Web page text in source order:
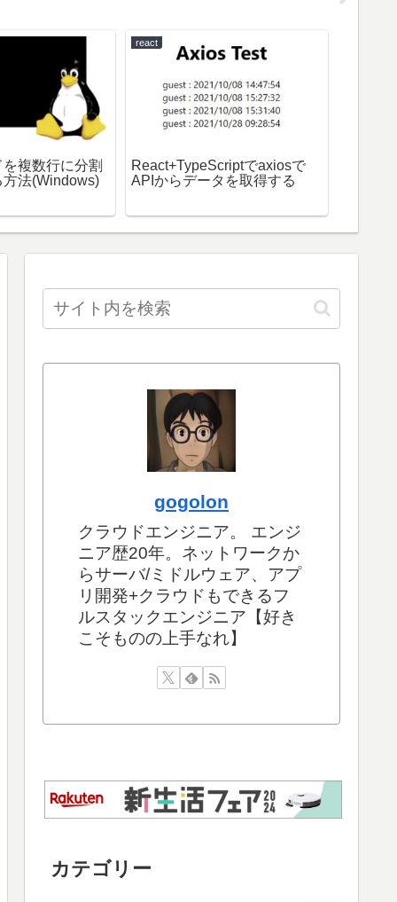
複数行に分割
方法(Windows)
react
React+TypeScriptでaxiosで
APIからデータを取得する
gogolon
クラウドエンジニア。 エンジ
ニア歴20年。ネットワークか
らサーバ/ミドルウェア、アプ
リ開発+クラウドもできるフ
ルスタックエンジニア【好き
こそものの上手なれ】
カテゴリー